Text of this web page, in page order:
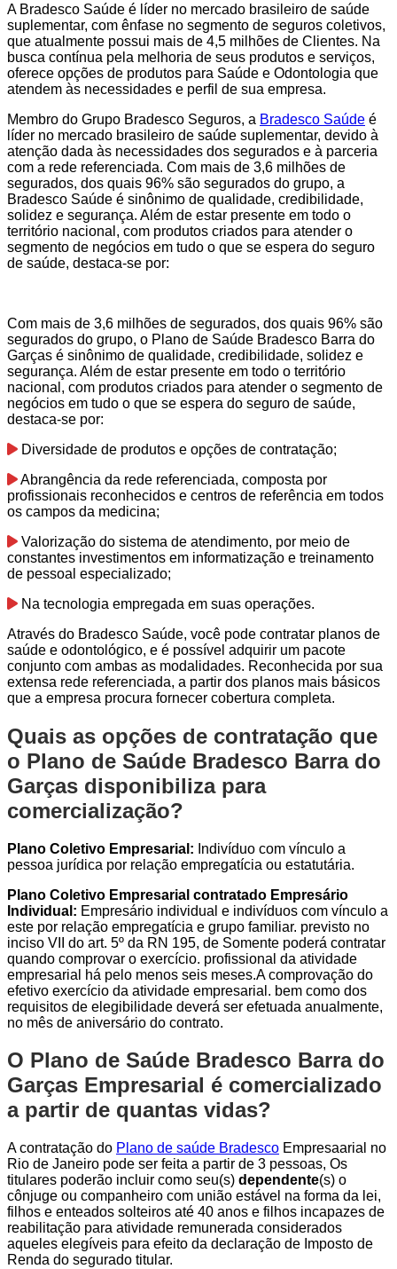
A Bradesco Saúde é líder no mercado brasileiro de saúde
suplementar, com ênfase no segmento de seguros coletivos,
que atualmente possui mais de 4,5 milhões de Clientes. Na
busca contínua pela melhoria de seus produtos e serviços,
oferece opções de produtos para Saúde e Odontologia que
atendem às necessidades e perfil de sua empresa.
Membro do Grupo Bradesco Seguros, a Bradesco Saúde é
líder no mercado brasileiro de saúde suplementar, devido à
atenção dada às necessidades dos segurados e à parceria
com a rede referenciada. Com mais de 3,6 milhões de
segurados, dos quais 96% são segurados do grupo, a
Bradesco Saúde é sinônimo de qualidade, credibilidade,
solidez e segurança. Além de estar presente em todo o
território nacional, com produtos criados para atender o
segmento de negócios em tudo o que se espera do seguro
de saúde, destaca-se por:
Com mais de 3,6 milhões de segurados, dos quais 96% são
segurados do grupo, o Plano de Saúde Bradesco Barra do
Garças é sinônimo de qualidade, credibilidade, solidez e
segurança. Além de estar presente em todo o território
nacional, com produtos criados para atender o segmento de
negócios em tudo o que se espera do seguro de saúde,
destaca-se por:
Diversidade de produtos e opções de contratação;
Abrangência da rede referenciada, composta por
profissionais reconhecidos e centros de referência em todos
os campos da medicina;
Valorização do sistema de atendimento, por meio de
constantes investimentos em informatização e treinamento
de pessoal especializado;
Na tecnologia empregada em suas operações.
Através do Bradesco Saúde, você pode contratar planos de
saúde e odontológico, e é possível adquirir um pacote
conjunto com ambas as modalidades. Reconhecida por sua
extensa rede referenciada, a partir dos planos mais básicos
que a empresa procura fornecer cobertura completa.
Quais as opções de contratação que
o Plano de Saúde Bradesco Barra do
Garças disponibiliza para
comercialização?
Plano Coletivo Empresarial: Indivíduo com vínculo a
pessoa jurídica por relação empregatícia ou estatutária.
Plano Coletivo Empresarial contratado Empresário
Individual: Empresário individual e indivíduos com vínculo a
este por relação empregatícia e grupo familiar. previsto no
inciso VII do art. 5º da RN 195, de Somente poderá contratar
quando comprovar o exercício. profissional da atividade
empresarial há pelo menos seis meses.A comprovação do
efetivo exercício da atividade empresarial. bem como dos
requisitos de elegibilidade deverá ser efetuada anualmente,
no mês de aniversário do contrato.
O Plano de Saúde Bradesco Barra do
Garças Empresarial é comercializado
a partir de quantas vidas?
A contratação do Plano de saúde Bradesco Empresaarial no
Rio de Janeiro pode ser feita a partir de 3 pessoas, Os
titulares poderão incluir como seu(s) dependente(s) o
cônjuge ou companheiro com união estável na forma da lei,
filhos e enteados solteiros até 40 anos e filhos incapazes de
reabilitação para atividade remunerada considerados
aqueles elegíveis para efeito da declaração de Imposto de
Renda do segurado titular.